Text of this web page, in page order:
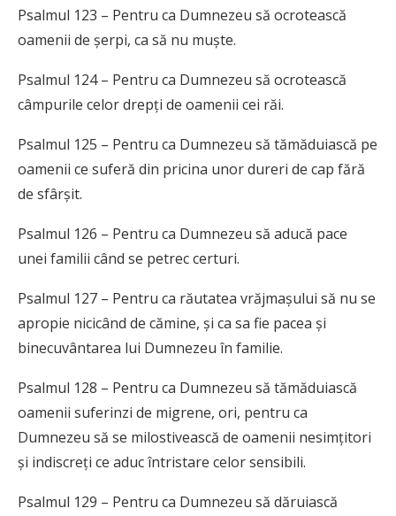
Psalmul 123 – Pentru ca Dumnezeu să ocrotească
oamenii de șerpi, ca să nu muște.
Psalmul 124 – Pentru ca Dumnezeu să ocrotească
câmpurile celor drepți de oamenii cei răi.
Psalmul 125 – Pentru ca Dumnezeu să tămăduiască pe
oamenii ce suferă din pricina unor dureri de cap fără
de sfârșit.
Psalmul 126 – Pentru ca Dumnezeu să aducă pace
unei familii când se petrec certuri.
Psalmul 127 – Pentru ca răutatea vrăjmașului să nu se
apropie nicicând de cămine, și ca sa fie pacea și
binecuvântarea lui Dumnezeu în familie.
Psalmul 128 – Pentru ca Dumnezeu să tămăduiască
oamenii suferinzi de migrene, ori, pentru ca
Dumnezeu să se milostivească de oamenii nesimțitori
și indiscreți ce aduc întristare celor sensibili.
Psalmul 129 – Pentru ca Dumnezeu să dăruiască